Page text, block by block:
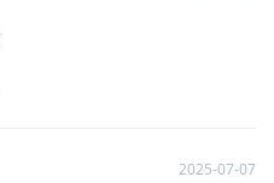
2025-07-07